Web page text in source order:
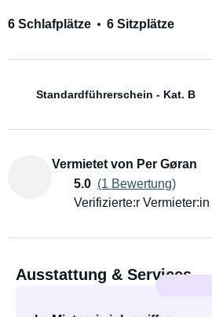
6 Schlafplätze 6 Sitzplätze
Standardführerschein - Kat. B
Vermietet von Per Gøran
5.0 (1 Bewertung)
Verifizierte:r Vermieter:in
Ausstattung & Services